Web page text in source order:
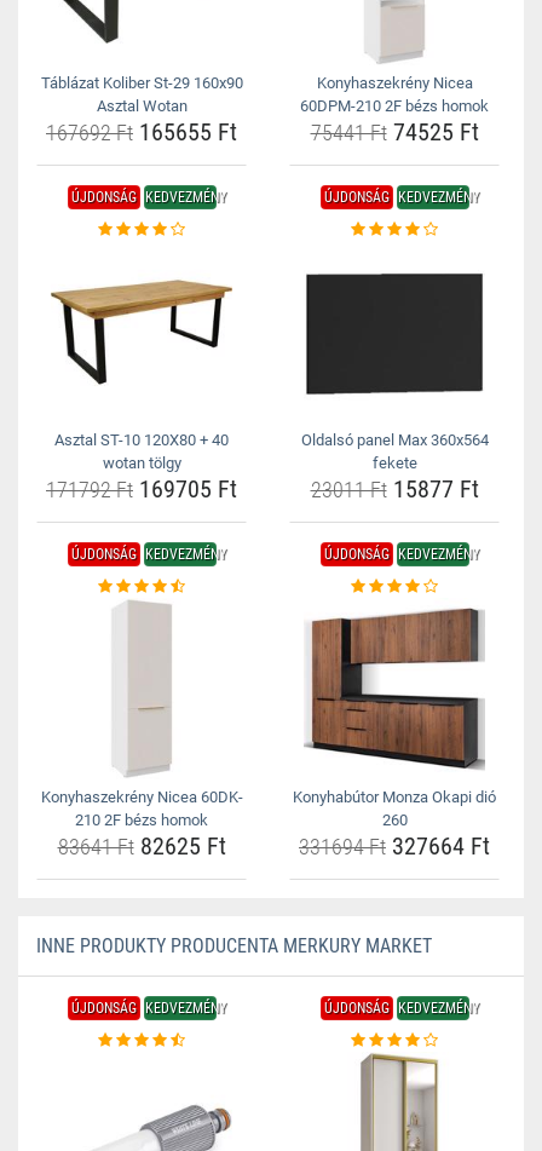
Táblázat Koliber St-29 160x90
Asztal Wotan
167692 Ft 165655 Ft
Konyhaszekrény Nicea
60DPM-210 2F bézs homok
75441 Ft74525 Ft
ÚJDONSÁG KEDVEZMÉNY
Asztal ST-10 120X80 + 40
wotan tölgy
171792 Ft 169705 Ft
ÚJDONSÁG KEDVEZMÉNY
Oldalsó panel Max 360x564
fekete
23011 Ft15877 Ft
ÚJDONSÁG KEDVEZMÉNY
Konyhaszekrény Nicea 60DK-
210 2F bézs homok
83641 Ft82625 Ft
ÚJDONSÁG KEDVEZMÉNY
Konyhabútor Monza Okapi dió
260
331694 Ft 327664 Ft
INNE PRODUKTY PRODUCENTA MERKURY MARKET
ÚJDONSÁG KEDVEZMÉNY ÚJDONSÁG KEDVEZMÉNY